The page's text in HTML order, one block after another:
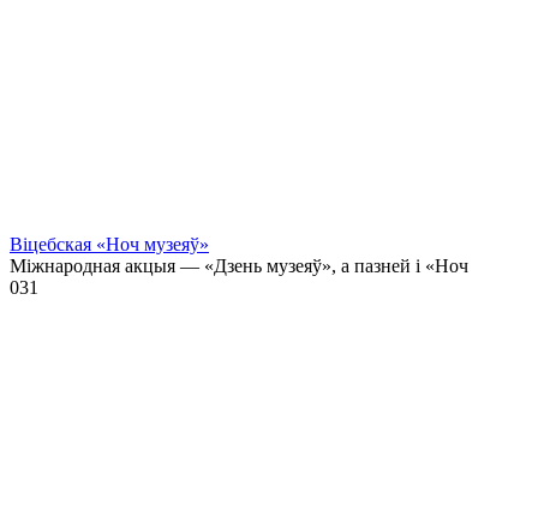
Віцебская «Ноч музеяў»
Міжнародная акцыя — «Дзень музеяў», а пазней і «Ноч
031